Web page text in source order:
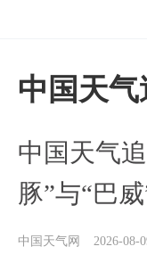
中国天
中国天气
豚”与“巴
中国天气网 2026-08-